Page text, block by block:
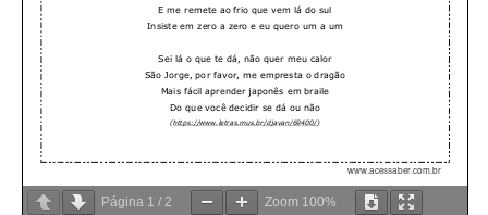
Página 1 / 2 Zoom 100%